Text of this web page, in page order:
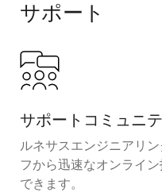
サポート
サポートコミュニ
ルネサスエンジニアリ
フから迅速なオンライ
できます。